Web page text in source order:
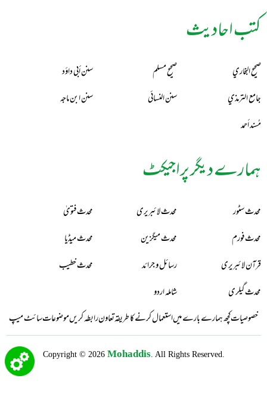
کتب احادیث
صحيح البخاري صحيح مسلم
سنن أبي داؤد
جامع الترمذي
سنن النسائي
سنن ابن ماجه
مُسند أحمد
ہمارے دیگر پراجیکٹ
محدث سٹور محدث لائبریری
محدث فتویٰ
محدث فورم
محدث میگزین
محدث میڈیا
قرآن لائبریری
رسائل و جرائد
محدث خطیب
محدث گیلری
شاملہ اردو
خصوصیاتکچھ ہمارے بارے میںاستعمال کرنے کا طریقہتعاونرابطہ کریںموضوعاتسائٹ میپ
Copyright © 2026 Mohaddis. All Rights Reserved.